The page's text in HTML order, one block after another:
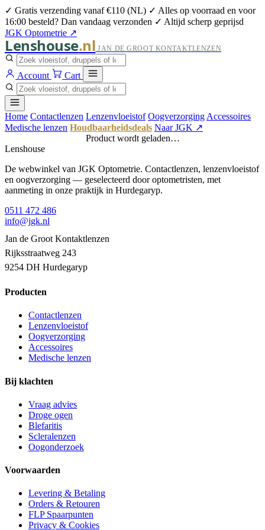
✓ Gratis verzending vanaf €110 (NL) ✓ Alles op voorraad en voor
16:00 besteld? Dan vandaag verzonden ✓ Altijd scherp geprijsd
JGK Optometrie ↗
Lenshouse.nl JAN DE GROOT KONTAKTLENZEN
Account Cart
Home Contactlenzen Lenzenvloeistof Oogverzorging Accessoires
Medische lenzen Houdbaarheidsdeals Naar JGK ↗
Product wordt geladen…
Lenshouse
De webwinkel van JGK Optometrie. Contactlenzen, lenzenvloeistof
en oogverzorging — geselecteerd door optometristen, met
aanmeting in onze praktijk in Hurdegaryp.
0511 472 486
info@jgk.nl
Jan de Groot Kontaktlenzen
Rijksstraatweg 243
9254 DH Hurdegaryp
Producten
Contactlenzen
Lenzenvloeistof
Oogverzorging
Accessoires
Medische lenzen
Bij klachten
Vraag advies
Droge ogen
Blefaritis
Scleralenzen
Oogonderzoek
Voorwaarden
Levering & Betaling
Orders & Retouren
FLP Spaarpunten
Privacy & Cookies